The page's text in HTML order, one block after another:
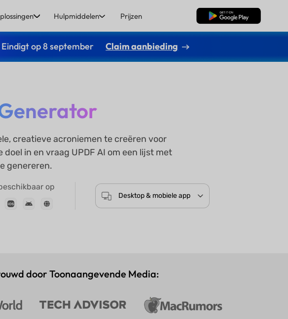
Hulpmiddelen Prijzen Gratis Download
Eindigt op 8 september Claim aanbieding
creatieve acroniemen te creëren voor
in en vraag UPDF AI om een lijst met
genereren.
op
Desktop & mobiele app
door Toonaangevende Media: